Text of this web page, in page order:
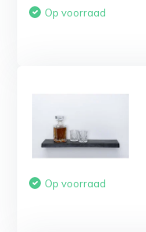
Op voorraad
Op voorraad